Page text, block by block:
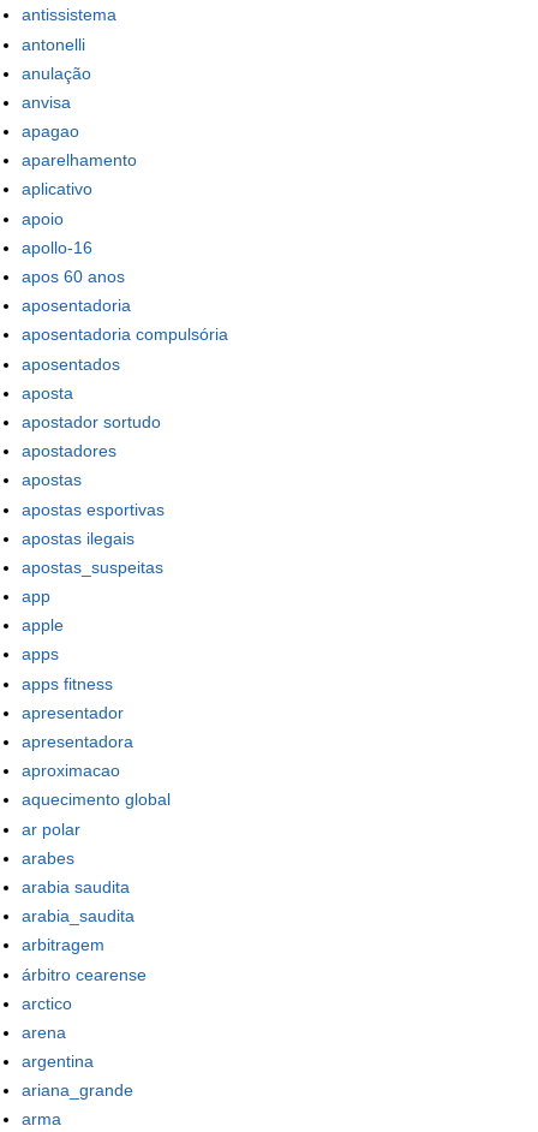
antissistema
antonelli
anulação
anvisa
apagao
aparelhamento
aplicativo
apoio
apollo-16
apos 60 anos
aposentadoria
aposentadoria compulsória
aposentados
aposta
apostador sortudo
apostadores
apostas
apostas esportivas
apostas ilegais
apostas_suspeitas
app
apple
apps
apps fitness
apresentador
apresentadora
aproximacao
aquecimento global
ar polar
arabes
arabia saudita
arabia_saudita
arbitragem
árbitro cearense
arctico
arena
argentina
ariana_grande
arma